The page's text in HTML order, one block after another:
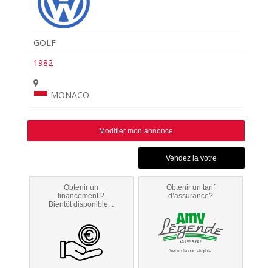
GOLF
1982
MONACO
Modifier mon annonce
Obtenir un
financement ?
Bientôt disponible...
Obtenir un tarif
d’assurance?
Véhicule non éligible.